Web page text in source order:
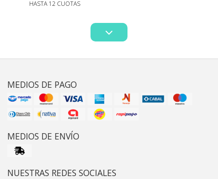
HASTA 12 CUOTAS
MEDIOS DE PAGO
MEDIOS DE ENVÍO
NUESTRAS REDES SOCIALES